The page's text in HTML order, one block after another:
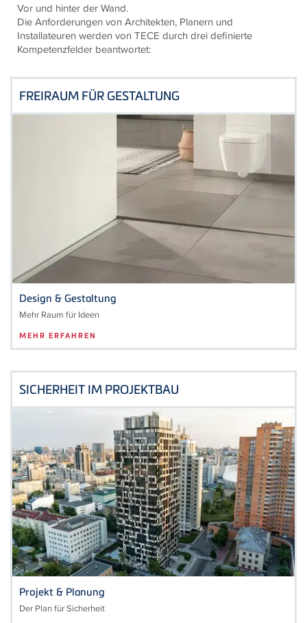
Vor und hinter der Wand.
Die Anforderungen von Architekten, Planern und
Installateuren werden von TECE durch drei definierte
Kompetenzfelder beantwortet:
FREIRAUM FÜR GESTALTUNG
Design & Gestaltung
Mehr Raum für Ideen
MEHR ERFAHREN
SICHERHEIT IM PROJEKTBAU
Projekt & Planung
Der Plan für Sicherheit